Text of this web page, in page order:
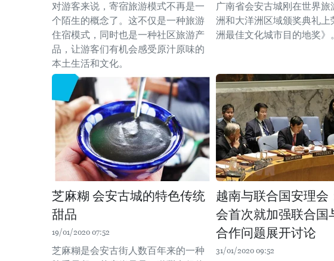
对游客来说，寄宿旅游模式不再是一
个陌生的概念了。这不仅是一种旅游
住宿模式，同时也是一种社区旅游产
品，让游客们有机会感受原汁原味的
本土生活和文化。
广南省会安古城刚在世界旅
洲和大洋洲区域颁奖典礼上
洲最佳文化城市目的地奖》。
芝麻糊 会安古城的特色传统
甜品
19/01/2020 07:52
芝麻糊是会安古街人数百年来的一种
越南与联合国安理会
会首次就加强联合国
合作问题展开讨论
31/01/2020 09:52